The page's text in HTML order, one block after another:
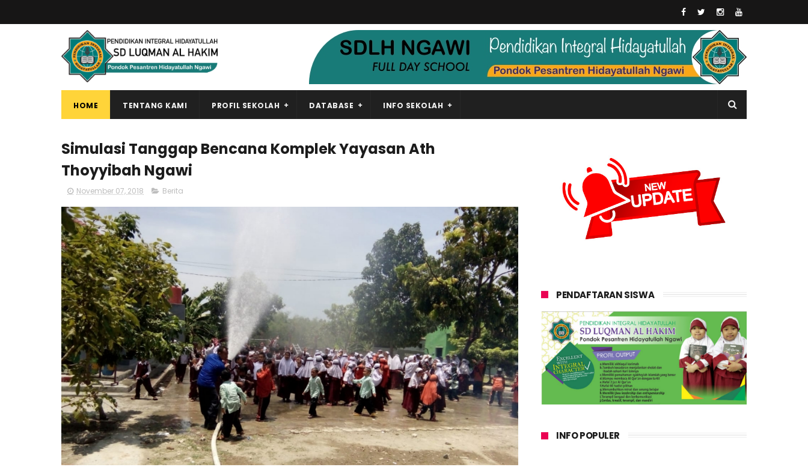
HOME TENTANG KAMI PROFIL SEKOLAH DATABASE INFO SEKOLAH
Simulasi Tanggap Bencana Komplek Yayasan Ath
Thoyyibah Ngawi
November 07, 2018 Berita
PENDAFTARAN SISWA
INFO POPULER